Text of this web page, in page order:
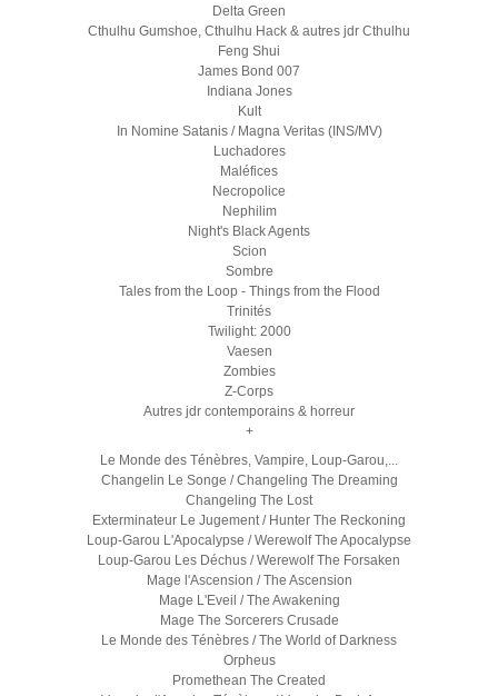
Delta Green
Cthulhu Gumshoe, Cthulhu Hack & autres jdr Cthulhu
Feng Shui
James Bond 007
Indiana Jones
Kult
In Nomine Satanis / Magna Veritas (INS/MV)
Luchadores
Maléfices
Necropolice
Nephilim
Night's Black Agents
Scion
Sombre
Tales from the Loop - Things from the Flood
Trinités
Twilight: 2000
Vaesen
Zombies
Z-Corps
Autres jdr contemporains & horreur
+
Le Monde des Ténèbres, Vampire, Loup-Garou,...
Changelin Le Songe / Changeling The Dreaming
Changeling The Lost
Exterminateur Le Jugement / Hunter The Reckoning
Loup-Garou L'Apocalypse / Werewolf The Apocalypse
Loup-Garou Les Déchus / Werewolf The Forsaken
Mage l'Ascension / The Ascension
Mage L'Eveil / The Awakening
Mage The Sorcerers Crusade
Le Monde des Ténèbres / The World of Darkness
Orpheus
Promethean The Created